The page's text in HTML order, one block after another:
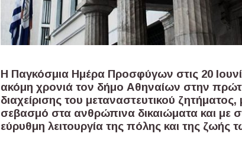
Η Παγκόσμια Ημέρα Προσφύγων στις 20
ακόμη χρονιά τον δήμο Αθηναίων στην
διαχείρισης του μεταναστευτικού
σεβασμό στα ανθρώπινα δικαιώματα και με
εύρυθμη λειτουργία της πόλης και της ζωής